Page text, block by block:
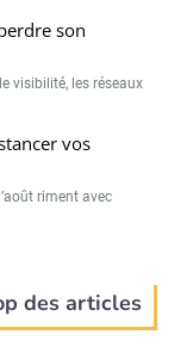
son
visibilité, les réseaux
vos
riment avec
des articles